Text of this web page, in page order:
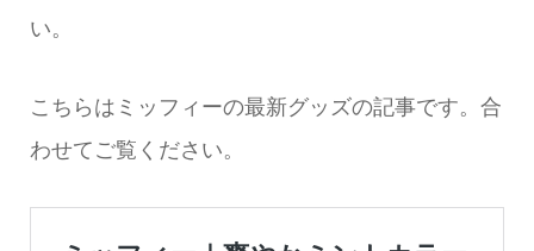
い。
こちらはミッフィーの最新グッズの記事です。合
わせてご覧ください。